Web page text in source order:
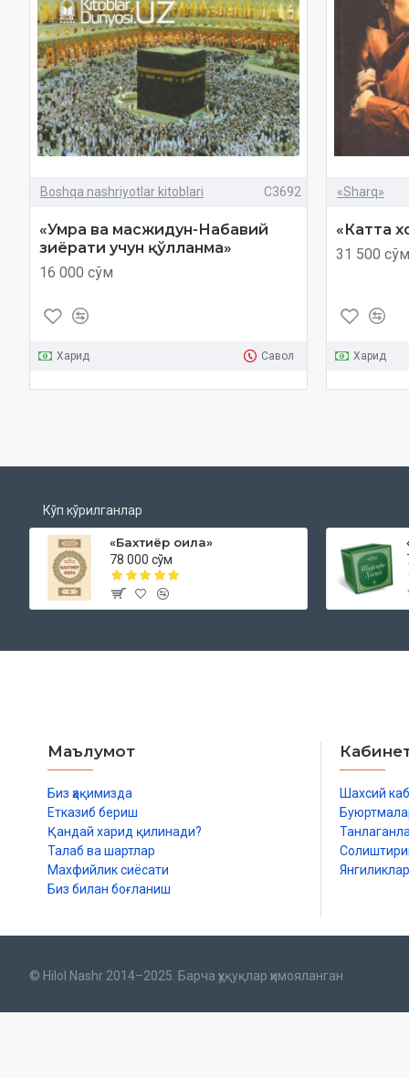
Boshqa nashriyotlar kitoblari C3692
«Умра ва масжидун-Набавий
зиёрати учун қўлланма»
16 000 сўм
Харид Савол
«Sharq»
«Катта
31 500 сўм
Харид
Кўп кўрилганлар
«Бахтиёр оила»
78 000 сўм
Маълумот
Биз ҳақимизда
Етказиб бериш
Қандай харид қилинади?
Талаб ва шартлар
Махфийлик сиёсати
Биз билан боғланиш
Шахсий
Янгиликлар
© Hilol Nashr 2014–2025. Барча ҳуқуқлар ҳимояланган